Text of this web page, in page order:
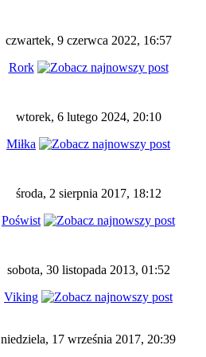
czwartek, 9 czerwca 2022, 16:57
Rork
wtorek, 6 lutego 2024, 20:10
Miłka
środa, 2 sierpnia 2017, 18:12
Poświst
sobota, 30 listopada 2013, 01:52
Viking
niedziela, 17 września 2017, 20:39